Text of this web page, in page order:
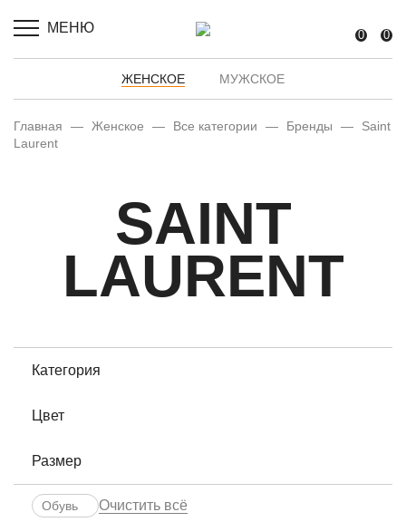
МЕНЮ 0 0
ЖЕНСКОЕ МУЖСКОЕ
Главная — Женское — Все категории — Бренды —
Saint
Laurent
SAINT
LAURENT
Категория
Цвет
Размер
Обувь Очистить всё